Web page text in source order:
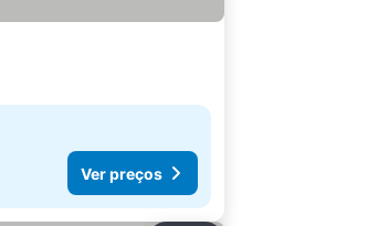
Ver preços